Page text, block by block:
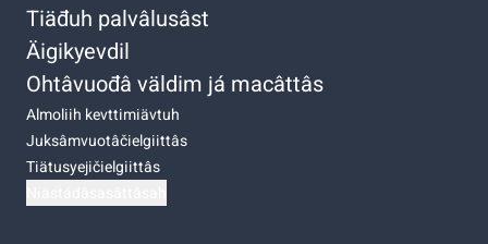
Tiäđuh palvâlusâst
Äigikyevdil
Ohtâvuođâ väldim já macâttâs
Almoliih kevttimiävtuh
Juksâmvuotâčielgiittâs
Tiätusyejičielgiittâs